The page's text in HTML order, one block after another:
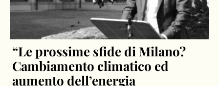
“Le prossime sfide di Milano?
Cambiamento climatico ed
aumento dell’energia